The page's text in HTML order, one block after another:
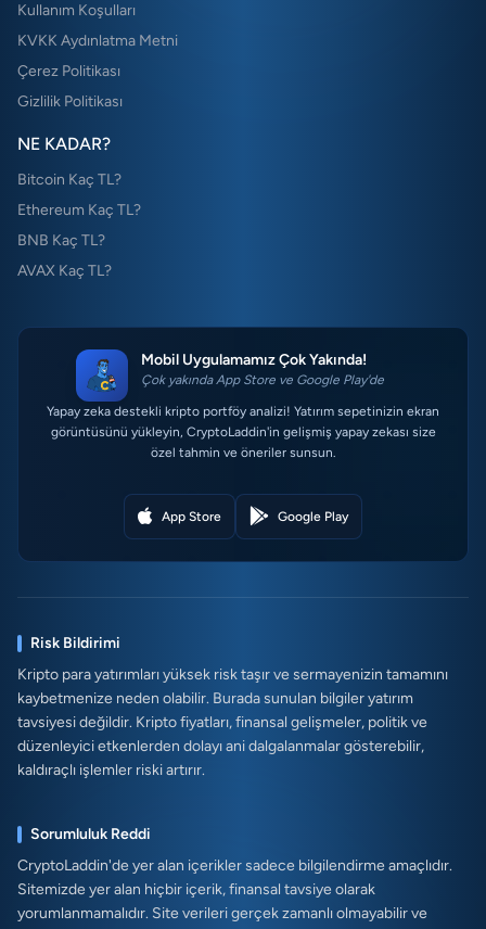
Kullanım Koşulları
KVKK Aydınlatma Metni
Çerez Politikası
Gizlilik Politikası
NE KADAR?
Bitcoin Kaç TL?
Ethereum Kaç TL?
BNB Kaç TL?
AVAX Kaç TL?
Mobil Uygulamamız Çok Yakında!
Çok yakında App Store ve Google Play'de
Yapay zeka destekli kripto portföy analizi! Yatırım sepetinizin ekran
görüntüsünü yükleyin, CryptoLaddin'in gelişmiş yapay zekası size
özel tahmin ve öneriler sunsun.
App Store Google Play
Risk Bildirimi
Kripto para yatırımları yüksek risk taşır ve sermayenizin tamamını
kaybetmenize neden olabilir. Burada sunulan bilgiler yatırım
tavsiyesi değildir. Kripto fiyatları, finansal gelişmeler, politik ve
düzenleyici etkenlerden dolayı ani dalgalanmalar gösterebilir,
kaldıraçlı işlemler riski artırır.
Sorumluluk Reddi
CryptoLaddin'de yer alan içerikler sadece bilgilendirme amaçlıdır.
Sitemizde yer alan hiçbir içerik, finansal tavsiye olarak
yorumlanmamalıdır. Site verileri gerçek zamanlı olmayabilir ve